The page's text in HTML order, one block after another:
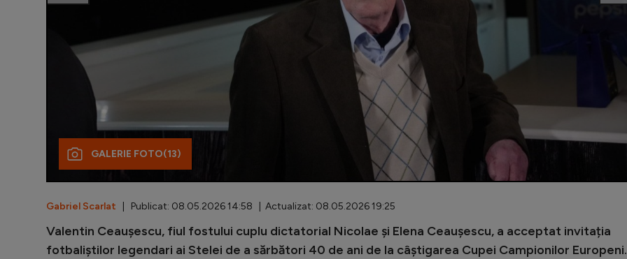
GALERIE FOTO(13)
Gabriel Scarlat | Publicat: 08.05.2026 14:58 | Actualizat: 08.05.2026 19:25
Valentin Ceaușescu, fiul fostului cuplu dictatorial Nicolae și Elena Ceaușescu, a acceptat invitația
fotbaliștilor legendari ai Stelei de a sărbători 40 de ani de la câștigarea Cupei Campionilor Europeni.